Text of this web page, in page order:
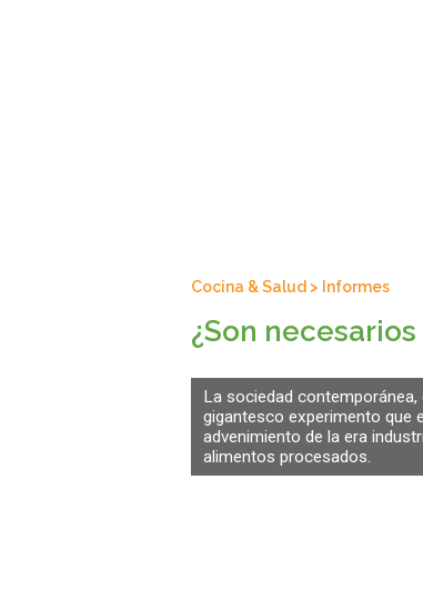
Cocina & Salud > Informes
¿Son
La sociedad contemporánea,
gigantesco experimento que
advenimiento de la era
alimentos procesados.